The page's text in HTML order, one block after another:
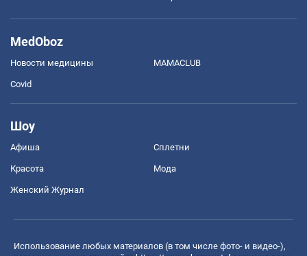
MedOboz
Новости медицины MAMACLUB
Covid
Шоу
Афиша Сплетни
Красота Мода
Женский Журнал
Использование любых материалов (в том числе фото- и видео-),